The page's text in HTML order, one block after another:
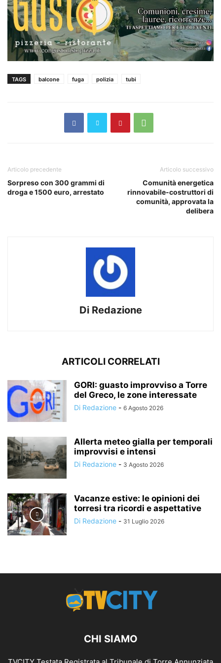
TAGS balcone fuga polizia tubi
Articolo precedente
Sorpreso con 300 grammi di
droga e 1500 euro, arrestato
Articolo successivo
Comunità energetica
rinnovabile-costruttori di
comunità, approvata la
delibera
Di Redazione
ARTICOLI CORRELATI
GORI: guasto improvviso a Torre
del Greco, le zone interessate
Di Redazione - 6 Agosto 2026
Allerta meteo gialla per temporali
improvvisi e intensi
Di Redazione - 3 Agosto 2026
Vacanze estive: le opinioni dei
torresi tra ricordi e aspettative
Di Redazione - 31 Luglio 2026
CHI SIAMO